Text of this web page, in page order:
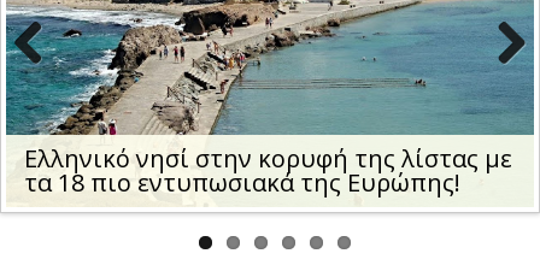
Ελληνικό νησί στην κορυφή της λίστας με
τα 18 πιο εντυπωσιακά της Ευρώπης!
Previo
us
Next